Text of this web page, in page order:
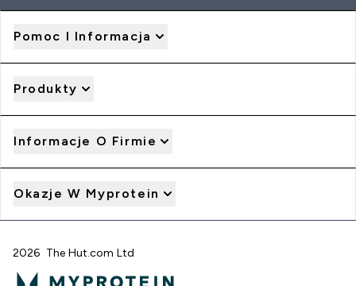
Pomoc I Informacja
Produkty
Informacje O Firmie
Okazje W Myprotein
2026 The Hut.com Ltd